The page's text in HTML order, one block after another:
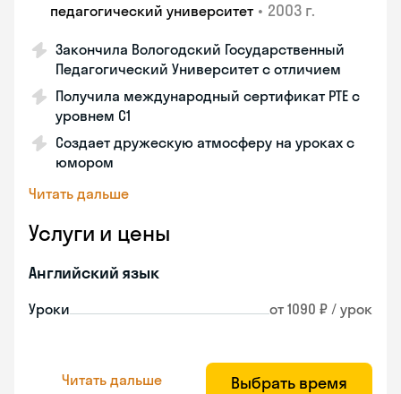
педагогический университет • 2003 г.
Закончила Вологодский Государственный
Педагогический Университет с отличием
Получила международный сертификат PTE с
уровнем C1
Создает дружескую атмосферу на уроках с
юмором
Читать дальше
Услуги и цены
Английский язык
Уроки от 1090 ₽ / урок
Читать дальше Выбрать время